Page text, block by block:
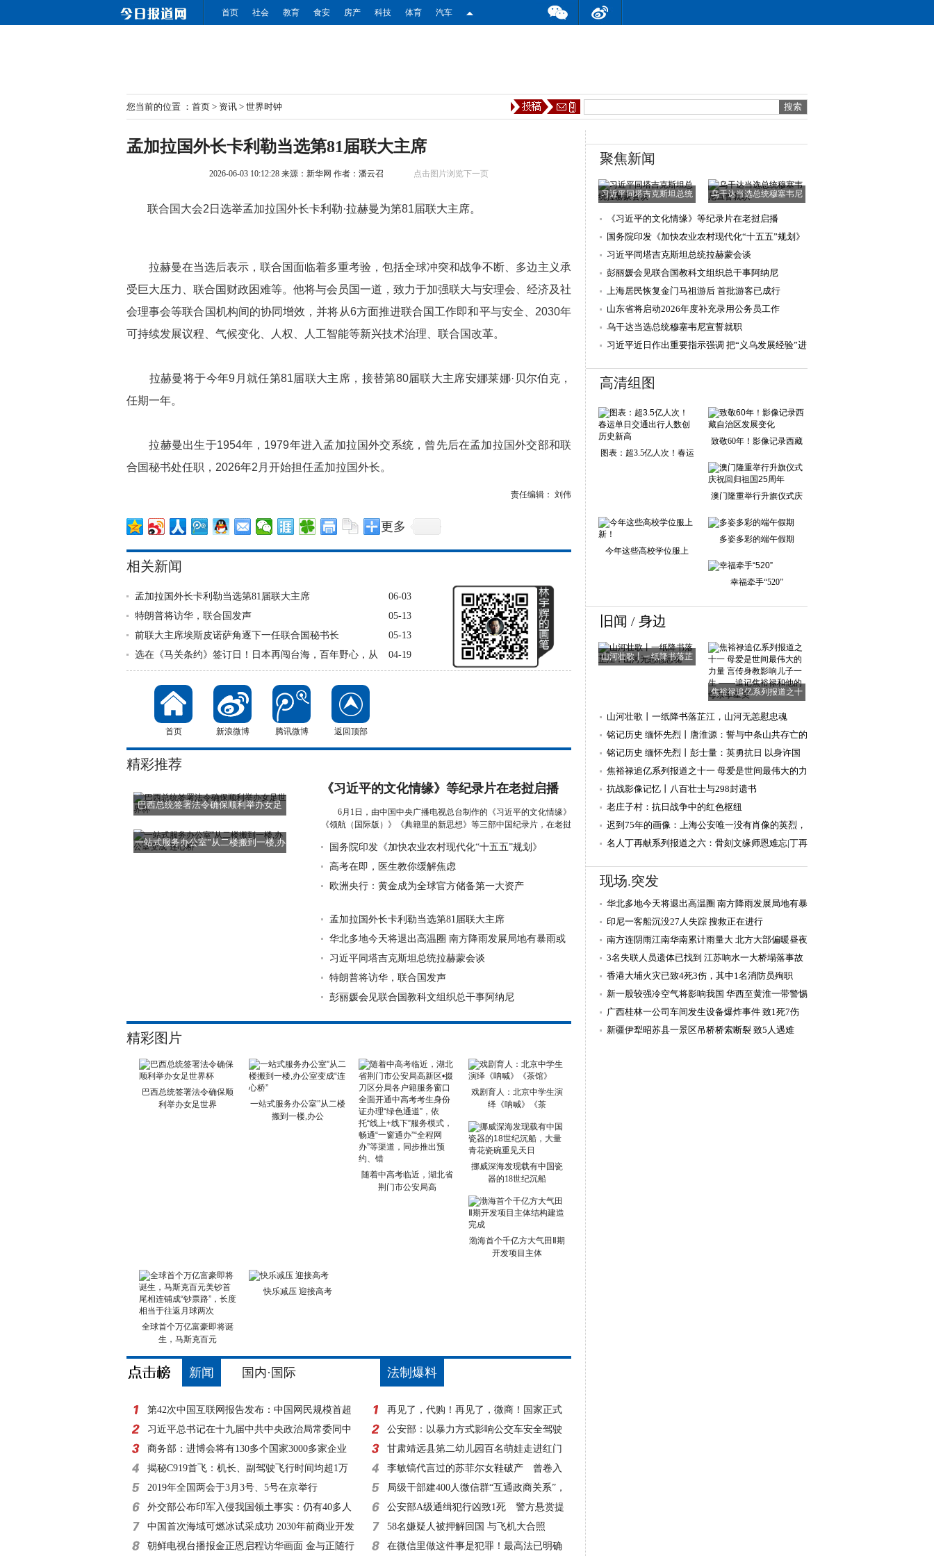
首页 社会 教育 食安 房产 科技 体育 汽车
您当前的位置 ： 首页 > 资讯 > 世界时钟
孟加拉国外长卡利勒当选第81届联大主席
2026-06-03 10:12:28 来源： 新华网 作者：潘云召 点击图片浏览下一页
联合国大会2日选举孟加拉国外长卡利勒·拉赫曼为第81届联大主席。
拉赫曼在当选后表示，联合国面临着多重考验，包括全球冲突和战争不断、多边主义承
受巨大压力、联合国财政困难等。他将与会员国一道，致力于加强联大与安理会、经济及社
会理事会等联合国机构间的协同增效，并将从6方面推进联合国工作即和平与安全、2030年
可持续发展议程、气候变化、人权、人工智能等新兴技术治理、联合国改革。
拉赫曼将于今年9月就任第81届联大主席，接替第80届联大主席安娜莱娜·贝尔伯克，
任期一年。
拉赫曼出生于1954年，1979年进入孟加拉国外交系统，曾先后在孟加拉国外交部和联
合国秘书处任职，2026年2月开始担任孟加拉国外长。
责任编辑： 刘伟
更多
相关新闻
06-03
孟加拉国外长卡利勒当选第81届联大主席
05-13
特朗普将访华，联合国发声
05-13
前联大主席埃斯皮诺萨角逐下一任联合国秘书长
04-19
选在《马关条约》签订日！日本再闯台海，百年野心，从
首页 新浪微博 腾讯微博 返回顶部
精彩推荐
巴西总统签署法令确保顺利举办女足
一站式服务办公室”从二楼搬到一楼,办
《习近平的文化情缘》等纪录片在老挝启播
6月1日，由中国中央广播电视总台制作的《习近平的文化情缘》
《领航（国际版）》《典籍里的新思想》等三部中国纪录片，在老挝
国务院印发《加快农业农村现代化“十五五”规划》
高考在即，医生教你缓解焦虑
欧洲央行：黄金成为全球官方储备第一大资产
孟加拉国外长卡利勒当选第81届联大主席
华北多地今天将退出高温圈 南方降雨发展局地有暴雨或
大暴雨
习近平同塔吉克斯坦总统拉赫蒙会谈
特朗普将访华，联合国发声
彭丽媛会见联合国教科文组织总干事阿纳尼
精彩图片
巴西总统签署法令确保顺
利举办女足世界
一站式服务办公室”从二楼
搬到一楼,办公
随着中高考临近，湖北省
荆门市公安局高
戏剧育人：北京中学生演
绎《呐喊》《茶
挪威深海发现载有中国瓷
器的18世纪沉船
渤海首个千亿方大气田Ⅱ期
开发项目主体
全球首个万亿富豪即将诞
生，马斯克百元
快乐减压 迎接高考
新闻 国内·国际
第42次中国互联网报告发布：中国网民规模首超
8亿
习近平总书记在十九届中共中央政治局常委同中
外记者见面时的讲
商务部：进博会将有130多个国家3000多家企业
参展
揭秘C919首飞：机长、副驾驶飞行时间均超1万
小时
2019年全国两会于3月3号、5号在京举行
外交部公布印军入侵我国领土事实：仍有40多人
滞留
中国首次海域可燃冰试采成功 2030年前商业开发
朝鲜电视台播报金正恩启程访华画面 金与正随行
法制爆料
再见了，代购！再见了，微商！国家正式
出手，1月1日起实施！
公安部：以暴力方式影响公交车安全驾驶
一律立案侦查
甘肃靖远县第二幼儿园百名萌娃走进红门
零距离体验消防
李敏镐代言过的苏菲尔女鞋破产 曾卷入
超50起诉讼
局级干部建400人微信群“互通政商关系”，
该查！
公安部A级通缉犯行凶致1死 警方悬赏提
高至20万元！
58名嫌疑人被押解回国 与飞机大合照
在微信里做这件事是犯罪！最高法已明确
聚焦新闻
习近平同塔吉克斯坦总统
乌干达当选总统穆塞韦尼
《习近平的文化情缘》等纪录片在老挝启播
国务院印发《加快农业农村现代化“十五五”规划》
习近平同塔吉克斯坦总统拉赫蒙会谈
彭丽媛会见联合国教科文组织总干事阿纳尼
上海居民恢复金门马祖游后 首批游客已成行
山东省将启动2026年度补充录用公务员工作
乌干达当选总统穆塞韦尼宣誓就职
习近平近日作出重要指示强调 把“义乌发展经验”进
高清组图
图表：超3.5亿人次！春运
致敬60年！影像记录西藏
自治区发展变化
澳门隆重举行升旗仪式庆
祝回归祖国25周
今年这些高校学位服上
多姿多彩的端午假期
幸福牵手“520”
旧闻 / 身边
山河壮歌丨一纸降书落芷
焦裕禄追亿系列报道之十
山河壮歌丨一纸降书落芷江，山河无恙慰忠魂
铭记历史 缅怀先烈丨唐淮源：誓与中条山共存亡的
抗日英烈
铭记历史 缅怀先烈丨彭士量：英勇抗日 以身许国
焦裕禄追亿系列报道之十一 母爱是世间最伟大的力
量 言传身教
抗战影像记忆丨八百壮士与298封遗书
老庄子村：抗日战争中的红色枢纽
迟到75年的画像：上海公安唯一没有肖像的英烈，
重现年轻模样
名人丁再献系列报道之六：骨刻文缘师恩难忘|丁再
现场.突发
华北多地今天将退出高温圈 南方降雨发展局地有暴
雨或大暴雨
印尼一客船沉没27人失踪 搜救正在进行
南方连阴雨江南华南累计雨量大 北方大部偏暖昼夜
温差显著
3名失联人员遗体已找到 江苏响水一大桥塌落事故
造成5人死亡
香港大埔火灾已致4死3伤，其中1名消防员殉职
新一股较强冷空气将影响我国 华西至黄淮一带警惕
持续降雨致灾
广西桂林一公司车间发生设备爆炸事件 致1死7伤
新疆伊犁昭苏县一景区吊桥桥索断裂 致5人遇难